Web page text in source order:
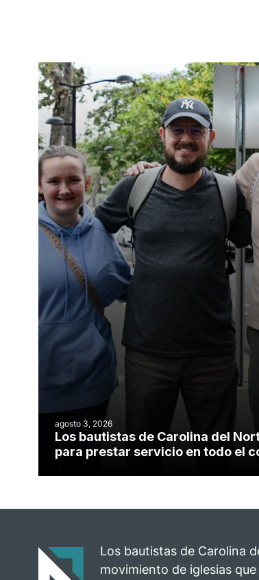
agosto 3, 2026
Los bautistas de Carolina del
para prestar servicio en todo el
Los bautistas de Carolina
movimiento de iglesias